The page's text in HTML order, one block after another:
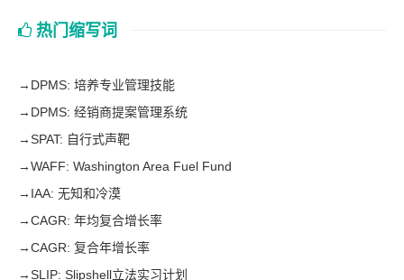
热门缩写词
→ DPMS: 培养专业管理技能
→ DPMS: 经销商提案管理系统
→SPAT: 自行式声靶
→WAFF: Washington Area Fuel Fund
→ IAA: 无知和冷漠
→CAGR: 年均复合增长率
→CAGR: 复合年增长率
→SLIP: Slipshell立法实习计划